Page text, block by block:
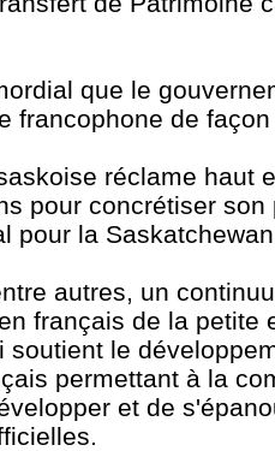
que le
francophone de
réclame haut
pour concrétiser son
pour la
autres, un
français de la petite
soutient le
permettant à la
et de